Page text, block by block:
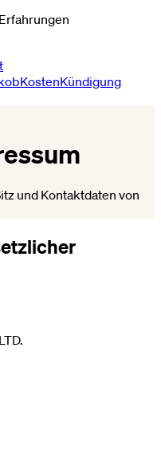
KostenKündigung
und Kontaktdaten von